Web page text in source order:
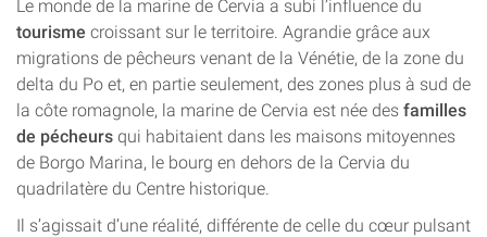
Le monde de la marine de Cervia a subi l’influence du
tourisme croissant sur le territoire. Agrandie grâce aux
migrations de pêcheurs venant de la Vénétie, de la zone du
delta du Po et, en partie seulement, des zones plus à sud de
la côte romagnole, la marine de Cervia est née des familles
de pécheurs qui habitaient dans les maisons mitoyennes
de Borgo Marina, le bourg en dehors de la Cervia du
quadrilatère du Centre historique.
Il s’agissait d’une réalité, différente de celle du cœur pulsant